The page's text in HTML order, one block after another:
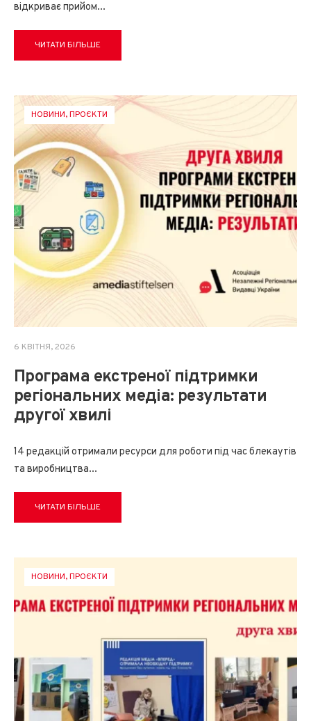
відкриває прийом...
ЧИТАТИ БІЛЬШЕ
НОВИНИ,ПРОЄКТИ
6 КВІТНЯ, 2026
Програма екстреної підтримки
регіональних медіа: результати
другої хвилі
14 редакцій отримали ресурси для роботи під час блекаутів
та виробництва...
ЧИТАТИ БІЛЬШЕ
НОВИНИ,ПРОЄКТИ